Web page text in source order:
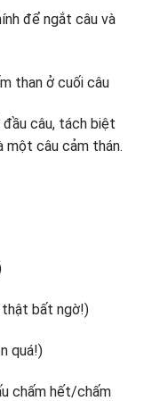
để ngắt câu và
than ở cuối câu
câu, tách biệt
một câu cảm thán.
thật bất ngờ!)
quá!)
chấm hết/chấm